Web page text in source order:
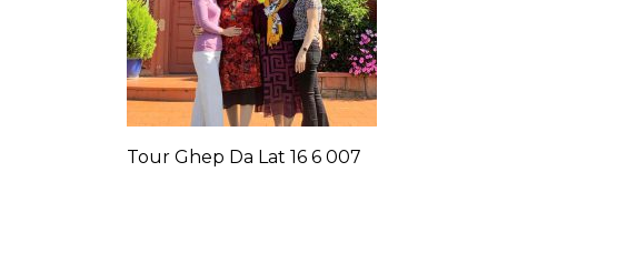
Tour Ghep Da Lat 16 6 007